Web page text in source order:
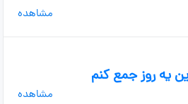
مشاهده
یه روز جمع کنم
مشاهده